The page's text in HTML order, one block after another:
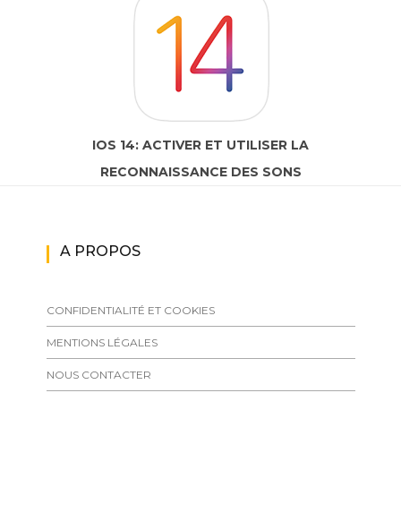
IOS 14: ACTIVER ET UTILISER LA
RECONNAISSANCE DES SONS
A PROPOS
CONFIDENTIALITÉ ET COOKIES
MENTIONS LÉGALES
NOUS CONTACTER